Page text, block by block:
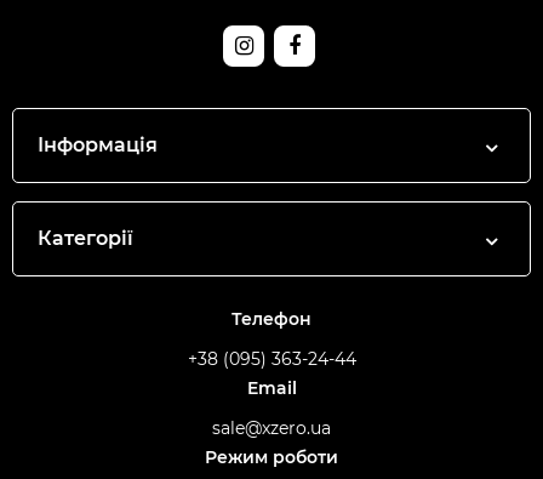
Інформація
Категорії
Телефон
+38 (095) 363-24-44
Email
sale@xzero.ua
Режим роботи